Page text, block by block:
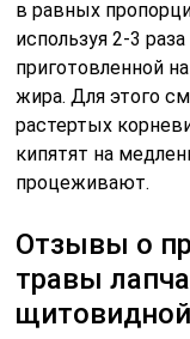
в равных
используя 2-3
приготовленной
жира. Для этого
растертых
кипятят на
процеживают.
Отзывы о
травы